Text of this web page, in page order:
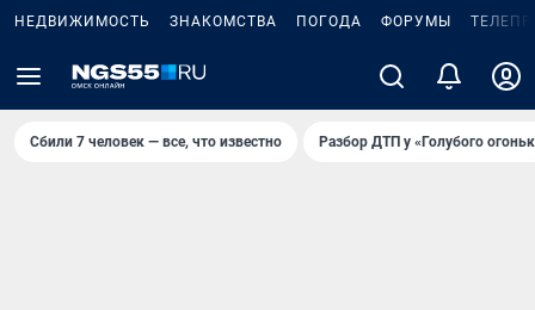
НЕДВИЖИМОСТЬ ЗНАКОМСТВА ПОГОДА ФОРУМЫ
Сбили 7 человек — все, что известно Разбор ДТП у «Голубого